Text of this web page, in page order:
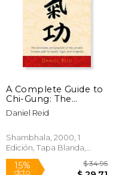
15%
A Complete Guide to
Chi-Gung: The
Principles and
Practice of the
to Health, Vigor, and
Longevity (en Inglés)
Daniel Reid
Shambhala, 2000, 1
Edición, Tapa Blanda,
Nuevo